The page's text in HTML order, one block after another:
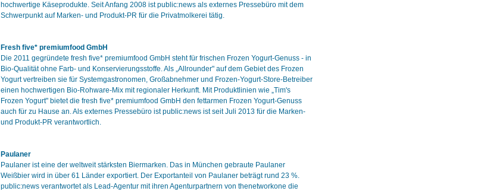
hochwertige Käseprodukte. Seit Anfang 2008 ist public:news als externes Pressebüro mit dem
Schwerpunkt auf Marken- und Produkt-PR für die Privatmolkerei tätig.
Fresh five* premiumfood GmbH
Die 2011 gegründete fresh five* premiumfood GmbH steht für frischen Frozen Yogurt-Genuss - in
Bio-Qualität ohne Farb- und Konservierungsstoffe. Als „Allrounder" auf dem Gebiet des Frozen
Yogurt vertreiben sie für Systemgastronomen, Großabnehmer und Frozen-Yogurt-Store-Betreiber
einen hochwertigen Bio-Rohware-Mix mit regionaler Herkunft. Mit Produktlinien wie „Tim's
Frozen Yogurt" bietet die fresh five* premiumfood GmbH den fettarmen Frozen Yogurt-Genuss
auch für zu Hause an. Als externes Pressebüro ist public:news ist seit Juli 2013 für die Marken-
und Produkt-PR verantwortlich.
Paulaner
Paulaner ist eine der weltweit stärksten Biermarken. Das in München gebraute Paulaner
Weißbier wird in über 61 Länder exportiert. Der Exportanteil von Paulaner beträgt rund 23 %.
public:news verantwortet als Lead-Agentur mit ihren Agenturpartnern von thenetworkone die